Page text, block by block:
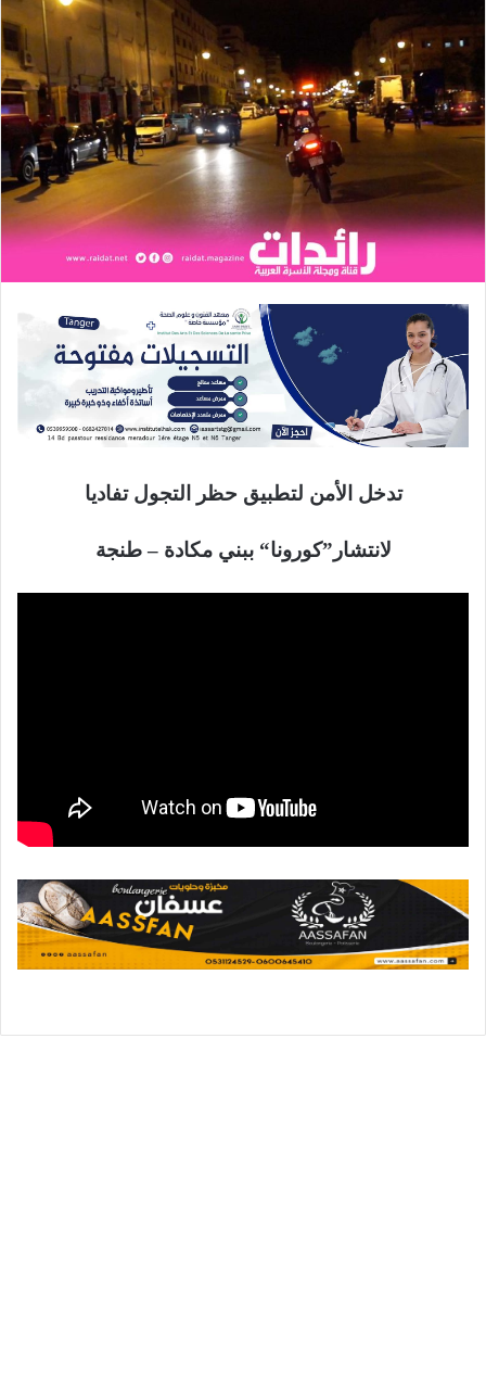
تدخل الأمن لتطبيق حظر التجول تفاديا
لانتشار”كورونا“ ببني مكادة – طنجة